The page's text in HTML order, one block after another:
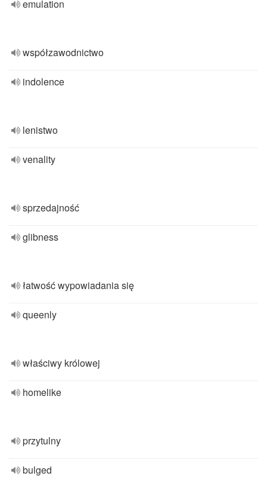
emulation
współzawodnictwo
indolence
lenistwo
venality
sprzedajność
glibness
łatwość wypowiadania się
queenly
właściwy królowej
homelike
przytulny
bulged